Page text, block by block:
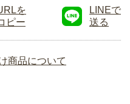
を
ピー
LINEで
送る
商品について